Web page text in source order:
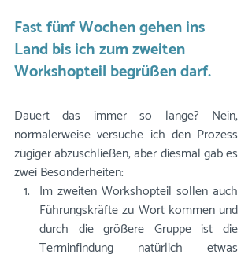
Fast fünf Wochen gehen ins
Land bis ich zum zweiten
Workshopteil begrüßen darf.
Dauert das immer so lange? Nein,
normalerweise versuche ich den Prozess
zügiger abzuschließen, aber diesmal gab es
zwei Besonderheiten:
Im zweiten Workshopteil sollen auch
Führungskräfte zu Wort kommen und
durch die größere Gruppe ist die
Terminfindung natürlich etwas